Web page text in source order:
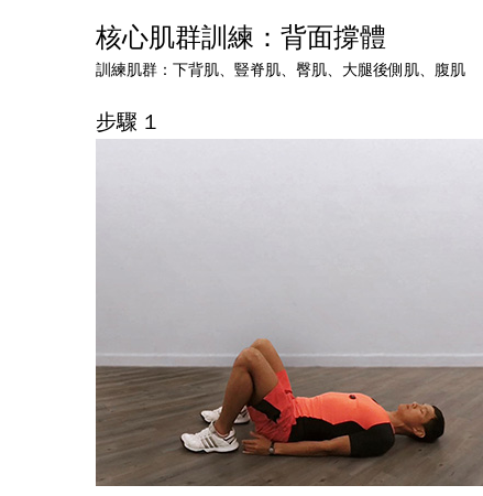
核心肌群訓練： 背面撐體
訓練肌群：下背肌、豎脊肌、臀肌、大腿後側肌、腹肌
步驟 1